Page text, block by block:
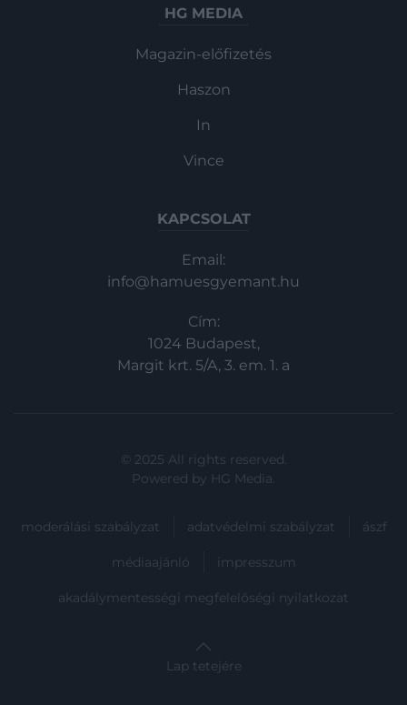
HG MEDIA
Magazin-előfizetés
Haszon
In
Vince
KAPCSOLAT
Email:
info@hamuesgyemant.hu
Cím:
1024 Budapest,
Margit krt. 5/A, 3. em. 1. a
© 2025 All rights reserved.
Powered by HG Media
moderálási szabályzat adatvédelmi szabályzat ászf
médiaajánló impresszum
akadálymentességi megfelelőségi nyilatkozat
Lap tetejére